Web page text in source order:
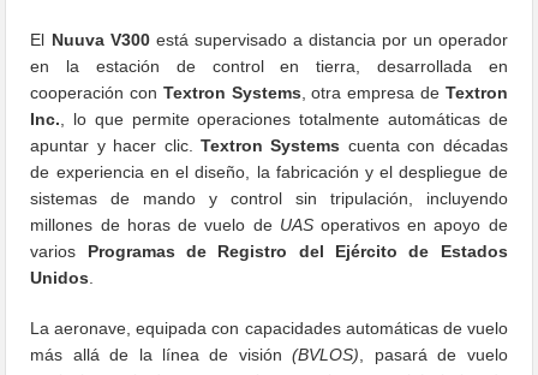
El Nuuva V300está supervisado a distancia por un operador
en la estación de control en tierra, desarrollada en
cooperación con Textron Systems , otra empresa de Textron
Inc. , lo que permite operaciones totalmente automáticas de
apuntar y hacer clic.
Textron Systems cuenta con décadas
de experiencia en el diseño, la fabricación y el despliegue de
sistemas de mando y control sin tripulación, incluyendo
millones de horas de vuelo de UASoperativos en apoyo de
varios Programas de Registro del Ejército de Estados
Unidos
La aeronave, equipada con capacidades automáticas de vuelo
más allá de la línea de visión(BVLOS) , pasará de vuelo